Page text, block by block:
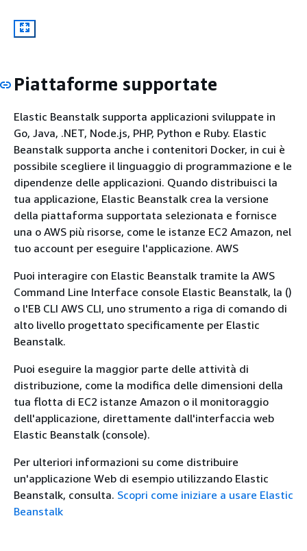
Piattaforme supportate
Elastic Beanstalk supporta applicazioni sviluppate in
Go, Java, .NET, Node.js, PHP, Python e Ruby. Elastic
Beanstalk supporta anche i contenitori Docker, in cui è
possibile scegliere il linguaggio di programmazione e le
dipendenze delle applicazioni. Quando distribuisci la
tua applicazione, Elastic Beanstalk crea la versione
della piattaforma supportata selezionata e fornisce
una o AWS più risorse, come le istanze EC2 Amazon, nel
tuo account per eseguire l'applicazione. AWS
Puoi interagire con Elastic Beanstalk tramite la AWS
Command Line Interface console Elastic Beanstalk, la ()
o l'EB CLI AWS CLI, uno strumento a riga di comando di
alto livello progettato specificamente per Elastic
Beanstalk.
Puoi eseguire la maggior parte delle attività di
distribuzione, come la modifica delle dimensioni della
tua flotta di EC2 istanze Amazon o il monitoraggio
dell'applicazione, direttamente dall'interfaccia web
Elastic Beanstalk (console).
Per ulteriori informazioni su come distribuire
un'applicazione Web di esempio utilizzando Elastic
Beanstalk, consulta. Scopri come iniziare a usare Elastic
Beanstalk